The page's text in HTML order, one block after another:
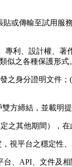
或傳輸至試用
專利、設計權、
似之各種保護形式
之身分證明文件
方締結，並載明
之其他期間），
視平台之穩定性
台、API、文件及